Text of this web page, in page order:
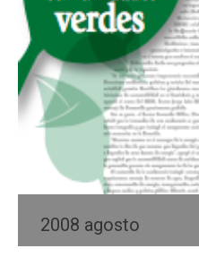
2008 agosto